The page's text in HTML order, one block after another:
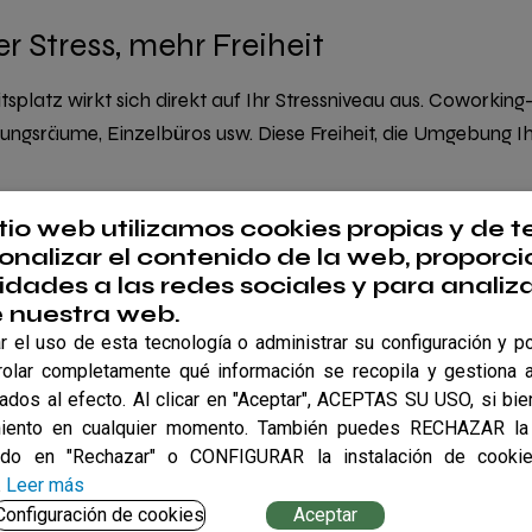
Stress, mehr Freiheit
wirkt sich direkt auf Ihr Stressniveau aus.
Einzelbüros usw. Diese Freiheit, die
Chef oder einem starren Zeitplan sowie die
und WLAN; sie fördern auch die Gemeinschaft.
in vielen Zentren zum Alltag. Diese Angebote
begegnet man Herausforderungen anders. Der
Wirkung.
web utilizamos cookies propias y de
el contenido de la web,
a las redes sociales y para
web.
el uso de esta tecnología o administrar su configuración y
completamente qué información se recopila y gestiona
al efecto. Al clicar en "Aceptar", ACEPTAS SU USO, si
en cualquier momento. También puedes RECHAZAR
en "Rechazar" o CONFIGURAR la instalación de
Leer más
de cookies Aceptar